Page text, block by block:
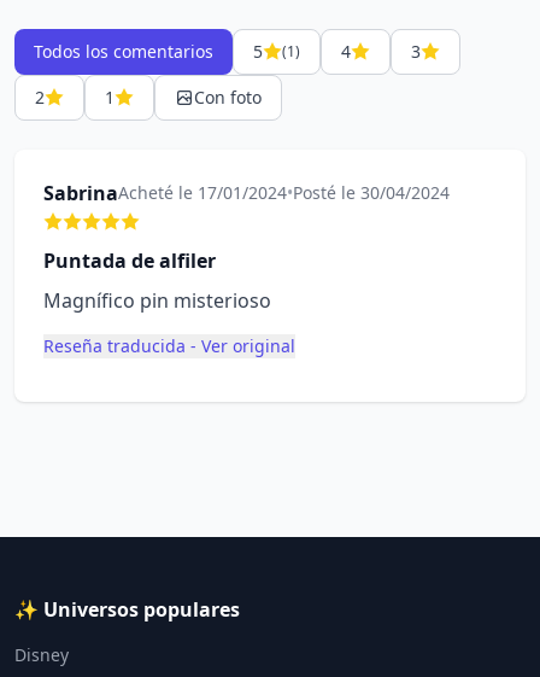
Todos los comentarios 5 (1) 4
3
2
1 Con foto
SabrinaAcheté le 17/01/2024•Posté le 30/04/2024
Puntada de alfiler
Magnífico pin misterioso
Reseña traducida - Ver original
✨ Universos populares
Disney